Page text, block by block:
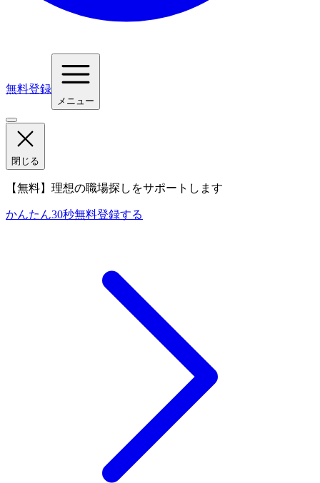
無料登録
メニュー
閉じる
【無料】理想の職場探しをサポートします
かんたん30秒無料登録する